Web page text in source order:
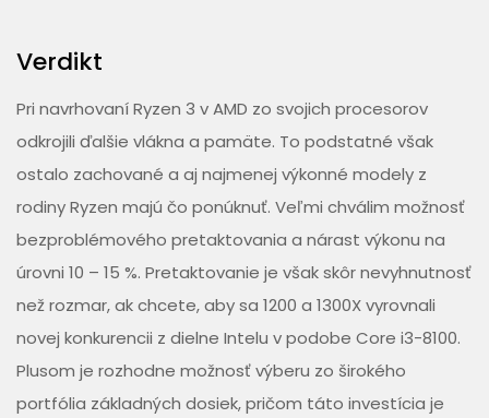
Verdikt
Pri navrhovaní Ryzen 3 v AMD zo svojich procesorov
odkrojili ďalšie vlákna a pamäte. To podstatné však
ostalo zachované a aj najmenej výkonné modely z
rodiny Ryzen majú čo ponúknuť. Veľmi chválim možnosť
bezproblémového pretaktovania a nárast výkonu na
úrovni 10 – 15 %. Pretaktovanie je však skôr nevyhnutnosť
než rozmar, ak chcete, aby sa 1200 a 1300X vyrovnali
novej konkurencii z dielne Intelu v podobe Core i3-8100.
Plusom je rozhodne možnosť výberu zo širokého
portfólia základných dosiek, pričom táto investícia je